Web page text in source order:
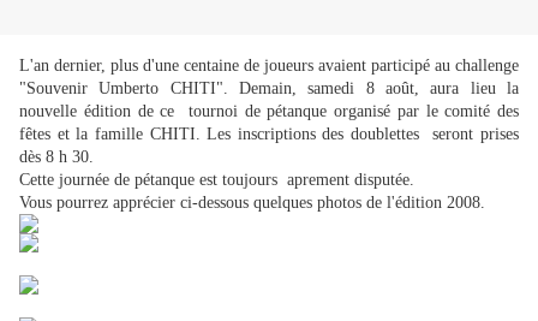
L'an dernier, plus d'une centaine de joueurs avaient participé au challenge
"Souvenir Umberto CHITI". Demain, samedi 8 août, aura lieu la
nouvelle édition de ce tournoi de pétanque organisé par le comité des
fêtes et la famille CHITI. Les inscriptions des doublettes seront prises
dès 8 h 30.
Cette journée de pétanque est toujours aprement disputée.
Vous pourrez apprécier ci-dessous quelques photos de l'édition 2008.